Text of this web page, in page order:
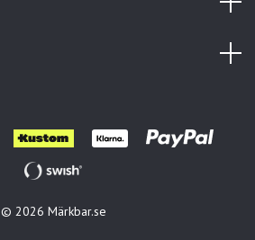
© 2026 Märkbar.se